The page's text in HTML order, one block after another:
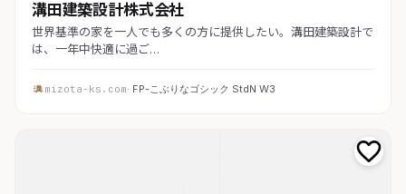
溝田建築設計株式会社
世界基準の家を一人でも多くの方に提供したい。溝田建築設計で
は、一年中快適に過ご…
mizota-ks.com· FP-こぶりなゴシック StdN W3